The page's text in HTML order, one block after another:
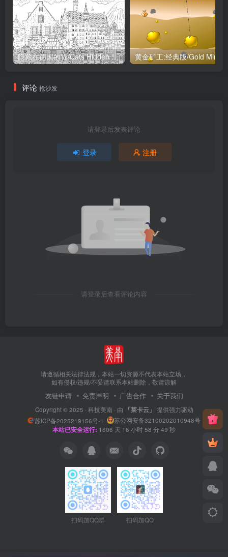
隐藏在德国的猫/Cats Hidden in Germany
评论 抢沙发
请登录后发表评论
登录 注册
请登录后查看评论内容
请遵循相关法律法规，本站一切资源不代表本站立场，
如有侵权/违规/不妥请联系本站删除，敬请谅解
友链申请 免责声明 广告合作 关于我们
Copyright © 2025 · 科技美南 · 由 「莱卡云」 提供强力驱动
苏ICP备2025219156号-1
苏公网安备32100202010948号
本站已安全运行: 1606 天 16 小时58 分 49 秒
扫码加QQ群 扫码加QQ